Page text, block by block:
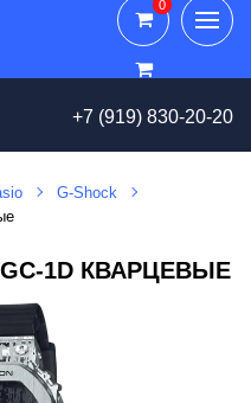
+7 (919) 830-20-20
0
0
G-Shock
1D КВАРЦЕВЫЕ